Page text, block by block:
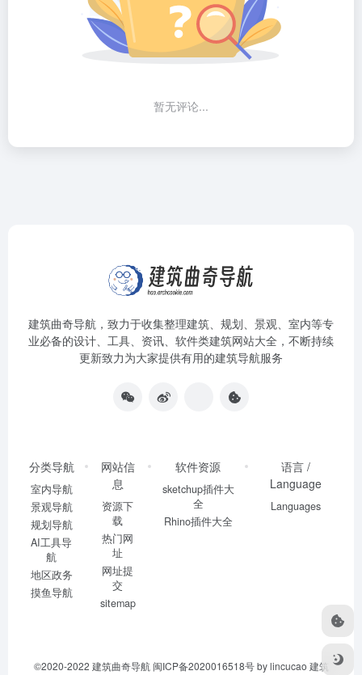
暂无评论...
建筑曲奇导航 ，致力于收集整理建筑、规划、景观、室内等专
业必备的设计、工具、资讯、软件类建筑网站大全，不断持续
更新致力为大家提供有用的建筑导航服务
分类导航
室内导航
景观导航
规划导航
AI工具导
航
地区政务
摸鱼导航
网站信
息
资源下
载
热门网
址
网址提
交
sitemap
软件资源
sketchup插件大
全
Rhino插件大全
语言 /
Language
Languages
©2020-2022 建筑曲奇导航 闽ICP备2020016518号by lincucao 建筑